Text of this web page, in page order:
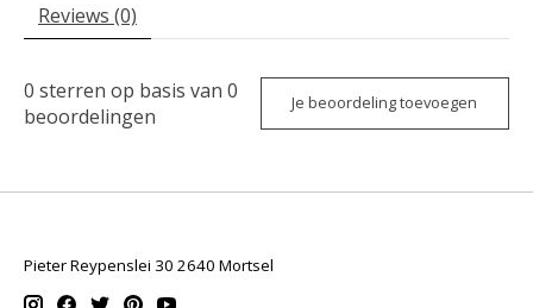
Reviews (0)
0 sterren op basis van 0
beoordelingen
Je beoordeling toevoegen
Pieter Reypenslei 30 2640 Mortsel